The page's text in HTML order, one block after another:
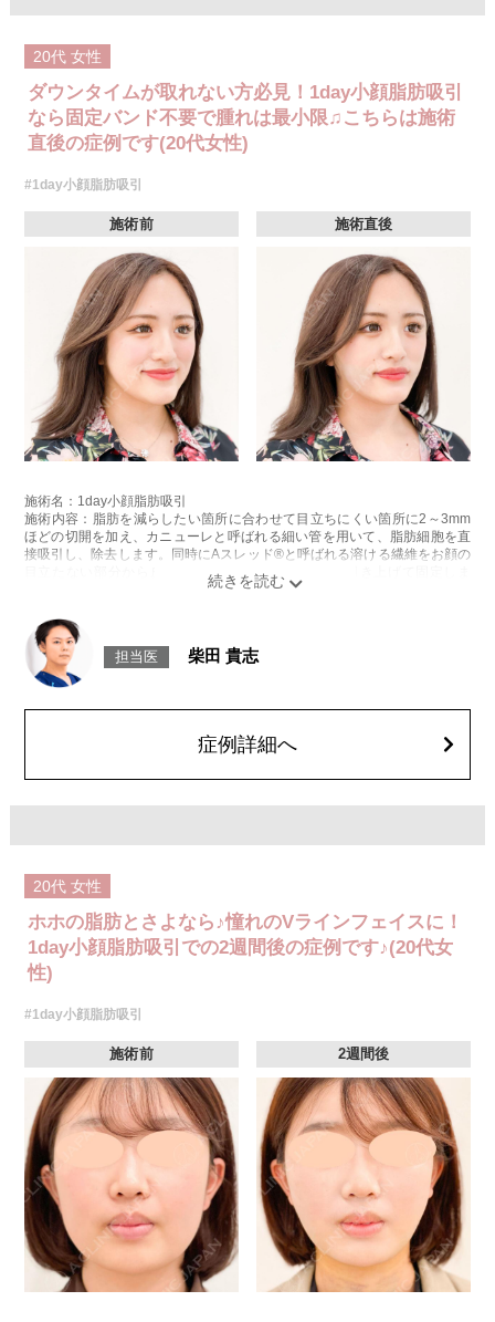
20代 女性
ダウンタイムが取れない方必見！1day小顔脂肪吸引
なら固定バンド不要で腫れは最小限♫こちらは施術
直後の症例です(20代女性)
#1day小顔脂肪吸引
施術前 施術直後
施術名：1day小顔脂肪吸引
施術内容：脂肪を減らしたい箇所に合わせて目立ちにくい箇所に2～3mm
ほどの切開を加え、カニューレと呼ばれる細い管を用いて、脂肪細胞を直
接吸引し、除去します。同時にAスレッド®と呼ばれる溶ける繊維をお顔の
目立たない部分から皮下へ挿入し、皮膚を内側から引き上げて固定しま
リスク、副作用：赤み、熱感、痛み、しびれ、むくみ、内出血、引き攣れ
感などが術後一時的に生じることがございます。また、稀に貧血、細菌感
染症、左右差、施術箇所の知覚鈍麻、ぼこつき、硬結、瘢痕化、色素沈
着、脂肪塞栓、皮膚のよれ、繊維の突出などを生じることがございます。
顔の脂肪吸引箇所の追加 1ヶ所ごと+162,800円(税込)
オプション：笑気麻酔 3,300円(税込)
担当医 柴田 貴志
症例詳細へ
20代 女性
ホホの脂肪とさよなら♪憧れのVラインフェイスに！
1day小顔脂肪吸引での2週間後の症例です♪(20代女
性)
#1day小顔脂肪吸引
施術前 2週間後